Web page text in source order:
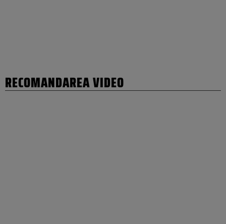
RECOMANDAREA VIDEO